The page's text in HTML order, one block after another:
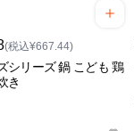
(税込¥667.44)
シリーズ 鍋 こども 鶏
き